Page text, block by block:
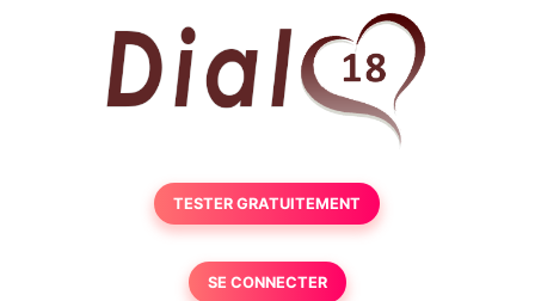
TESTER GRATUITEMENT
SE CONNECTER